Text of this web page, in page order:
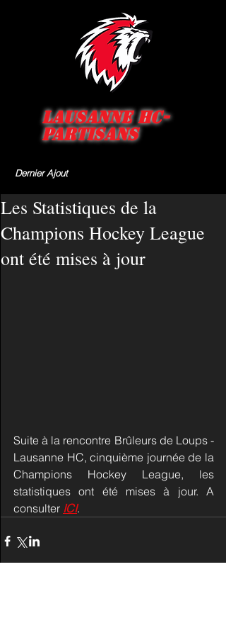
Lausanne HC-
Partisans
Dernier Ajout
Les Statistiques de la
Champions Hockey League
ont été mises à jour
Suite à la rencontre Brûleurs de Loups -
Lausanne HC, cinquième journée de la
Champions Hockey League, les
statistiques ont été mises à jour. A
consulter ICI.